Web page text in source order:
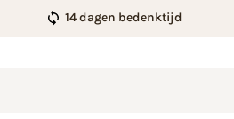
14 dagen bedenktijd